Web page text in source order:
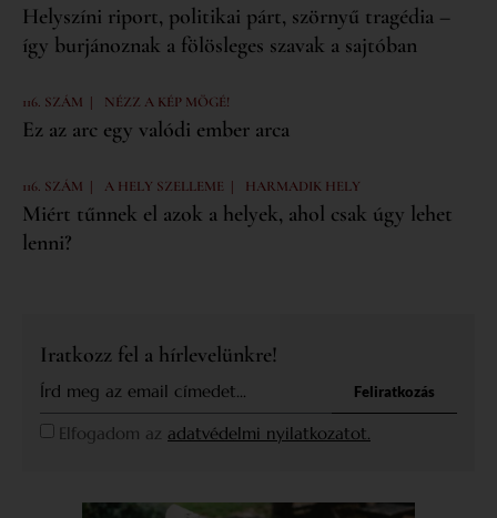
Helyszíni riport, politikai párt, szörnyű tragédia –
így burjánoznak a fölösleges szavak a sajtóban
116. SZÁM | NÉZZ A KÉP MÖGÉ!
Ez az arc egy valódi ember arca
116. SZÁM | A HELY SZELLEME | HARMADIK HELY
Miért tűnnek el azok a helyek, ahol csak úgy lehet
lenni?
Iratkozz fel a hírlevelünkre!
Elfogadom az adatvédelmi nyilatkozatot.
Feliratkozás